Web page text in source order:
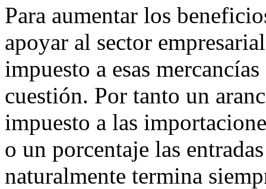
Para aumentar los
apoyar al sector
impuesto a esas
cuestión. Por tanto un
impuesto a las
o un porcentaje las
naturalmente termina